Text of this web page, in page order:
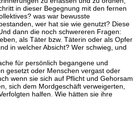
in dieser Begegnung mit den fernen
was war bewusste
wer hat sie wie genutzt? Diese
dann die noch schwereren Fragen:
als Täter bzw. Täterin oder als Opfer
in welcher Absicht? Wer schwieg, und
für persönlich begangene und
gesetzt oder Menschen vergast oder
wenn sie sich auf Pflicht und Gehorsam
sich dem Mordgeschäft verweigerten,
halfen. Wie hätten sie ihre